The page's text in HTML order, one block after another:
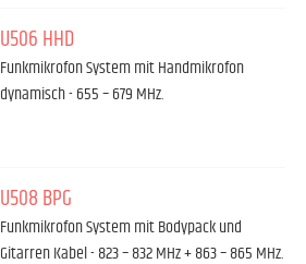
U506 HHD
Funkmikrofon System mit Handmikrofon
dynamisch - 655 – 679 MHz.
U508 BPG
Funkmikrofon System mit Bodypack und
Gitarren Kabel - 823 – 832 MHz + 863 – 865 MHz.